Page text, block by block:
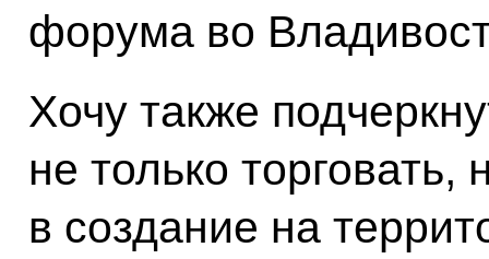
форума во
Хочу также
не только торговать,
в создание на